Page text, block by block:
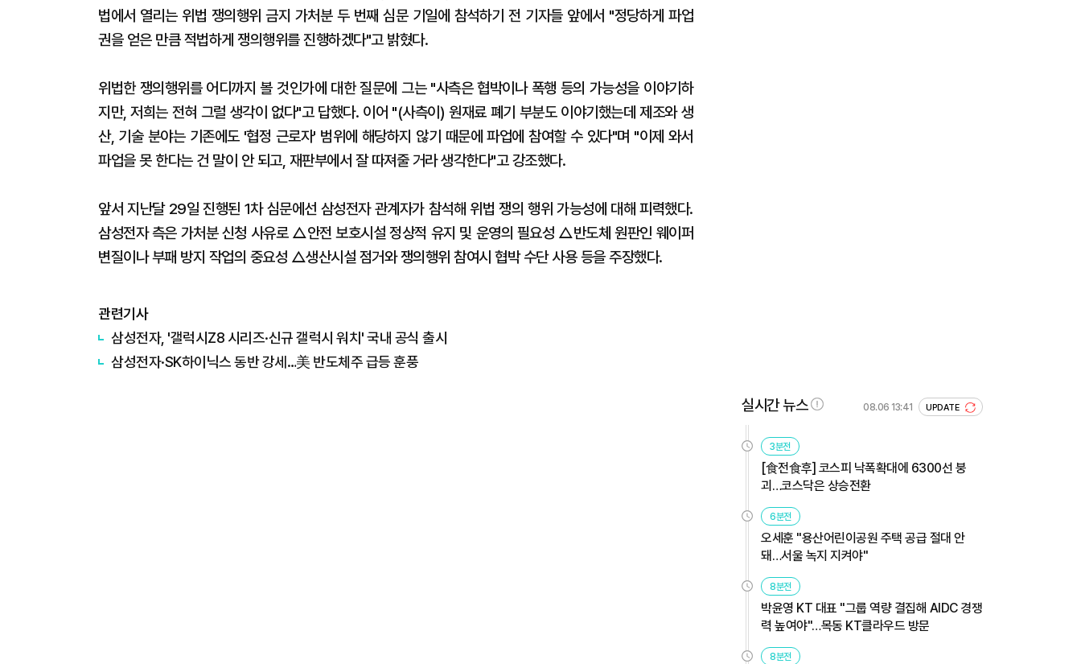
법에서 열리는 위법 쟁의행위 금지 가처분 두 번째 심문 기일에 참석하기 전 기자들 앞에서 "정당하게 파업
권을 얻은 만큼 적법하게 쟁의행위를 진행하겠다"고 밝혔다.
위법한 쟁의행위를 어디까지 볼 것인가에 대한 질문에 그는 "사측은 협박이나 폭행 등의 가능성을 이야기하
지만, 저희는 전혀 그럴 생각이 없다"고 답했다. 이어 "(사측이) 원재료 폐기 부분도 이야기했는데 제조와 생
산, 기술 분야는 기존에도 '협정 근로자' 범위에 해당하지 않기 때문에 파업에 참여할 수 있다"며 "이제 와서
파업을 못 한다는 건 말이 안 되고, 재판부에서 잘 따져줄 거라 생각한다"고 강조했다.
앞서 지난달 29일 진행된 1차 심문에선 삼성전자 관계자가 참석해 위법 쟁의 행위 가능성에 대해 피력했다.
삼성전자 측은 가처분 신청 사유로 △안전 보호시설 정상적 유지 및 운영의 필요성 △반도체 원판인 웨이퍼
변질이나 부패 방지 작업의 중요성 △생산시설 점거와 쟁의행위 참여시 협박 수단 사용 등을 주장했다.
관련기사
삼성전자, '갤럭시Z8 시리즈·신규 갤럭시 워치' 국내 공식 출시
삼성전자·SK하이닉스 동반 강세…美 반도체주 급등 훈풍
실시간 뉴스 08.06 13:41 UPDATE
3분전
[食전食후] 코스피 낙폭확대에 6300선 붕
괴…코스닥은 상승전환
6분전
오세훈 "용산어린이공원 주택 공급 절대 안
돼…서울 녹지 지켜야"
8분전
박윤영 KT 대표 "그룹 역량 결집해 AIDC 경쟁
력 높여야"…목동 KT클라우드 방문
8분전